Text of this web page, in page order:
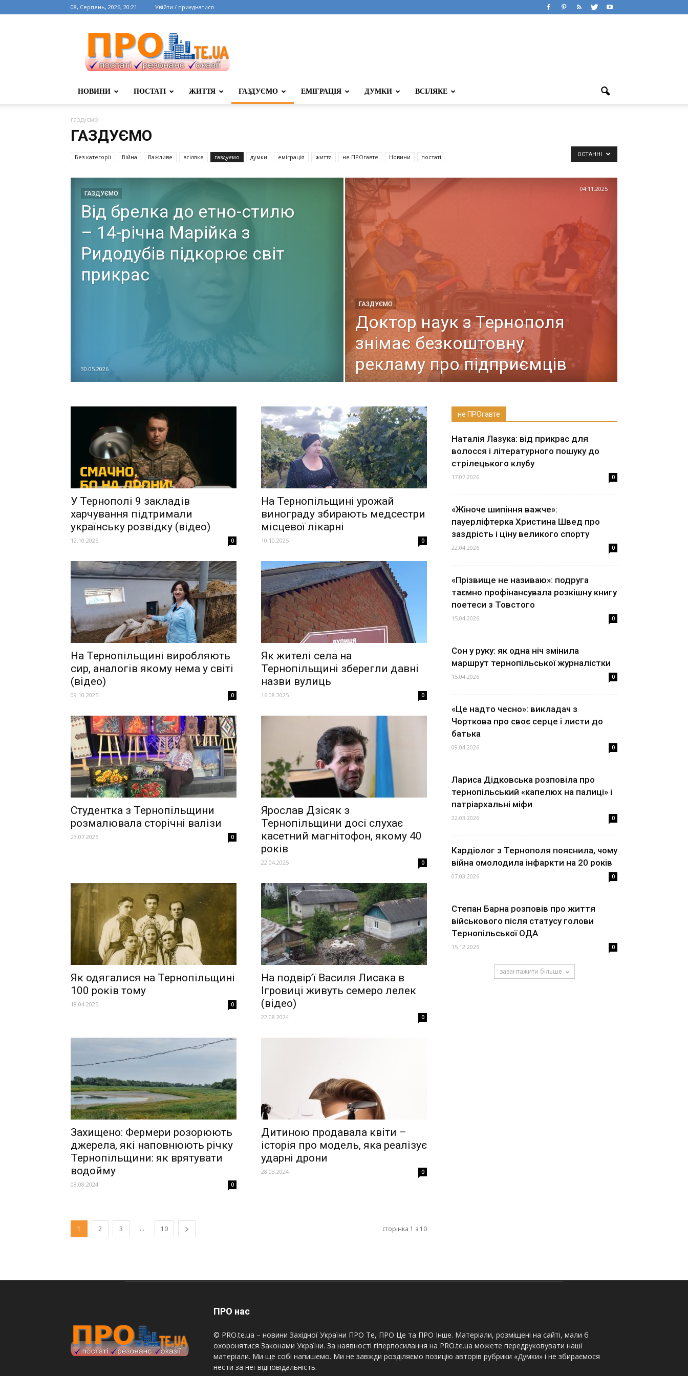
08, Серпень, 2026, 20:21 Увійти / приєднатися
НОВИНИ ПОСТАТІ ЖИТТЯ ГАЗДУЄМО ЕМІГРАЦІЯ ДУМКИ ВСІЛЯКЕ
газдуємо
ГАЗДУЄМО
Без категорії Війна Важливе всіляке газдуємо думки еміграція життя не ПРОгавте Новини постаті ОСТАННІ
ГАЗДУЄМО
Від брелка до етно-стилю
– 14-річна Марійка з
Ридодубів підкорює світ
прикрас
30.05.2026
ГАЗДУЄМО
Доктор наук з Тернополя
знімає безкоштовну
рекламу про підприємців
04.11.2025
У Тернополі 9 закладів
харчування підтримали
українську розвідку (відео)
12.10.2025 0
На Тернопільщині урожай
винограду збирають медсестри
місцевої лікарні
10.10.2025 0
На Тернопільщині виробляють
сир, аналогів якому нема у світі
(відео)
09.10.2025 0
Як жителі села на
Тернопільщині зберегли давні
назви вулиць
16.08.2025 0
Студентка з Тернопільщини
розмалювала сторічні валізи
23.07.2025 0
Ярослав Дзісяк з
Тернопільщини досі слухає
касетний магнітофон, якому 40
років
22.04.2025 0
Як одягалися на Тернопільщині
100 років тому
18.04.2025 0
На подвір’ї Василя Лисака в
Ігровиці живуть семеро лелек
(відео)
22.08.2024 0
Захищено: Фермери розорюють
джерела, які наповнюють річку
Тернопільщини: як врятувати
водойму
08.08.2024 0
Дитиною продавала квіти –
історія про модель, яка реалізує
ударні дрони
28.03.2024 0
1 2 3 ... 10 сторінка 1 з 10
не ПРОгавте
Наталія Лазука: від прикрас для
волосся і літературного пошуку до
стрілецького клубу
17.07.2026 0
«Жіноче шипіння важче»:
пауерліфтерка Христина Швед про
заздрість і ціну великого спорту
22.04.2026 0
«Прізвище не називаю»: подруга
таємно профінансувала розкішну книгу
поетеси з Товстого
15.04.2026 0
Сон у руку: як одна ніч змінила
маршрут тернопільської журналістки
15.04.2026 0
«Це надто чесно»: викладач з
Чорткова про своє серце і листи до
батька
09.04.2026 0
Лариса Дідковська розповіла про
тернопільський «капелюх на палиці» і
патріархальні міфи
22.03.2026 0
Кардіолог з Тернополя пояснила, чому
війна омолодила інфаркти на 20 років
07.03.2026 0
Степан Барна розповів про життя
військового після статусу голови
Тернопільської ОДА
15.12.2025 0
завантажити більше
ПРО нас
© PRO.te.ua – новини Західної України ПРО Те, ПРО Це та ПРО Інше. Матеріали, розміщені на сайті, мали б
охоронятися Законами України. За наявності гіперпосилання на PRO.te.ua можете передруковувати наші
матеріали. Ми ще собі напишемо. Ми не завжди розділяємо позицію авторів рубрики «Думки» і не збираємося
нести за неї відповідальність.